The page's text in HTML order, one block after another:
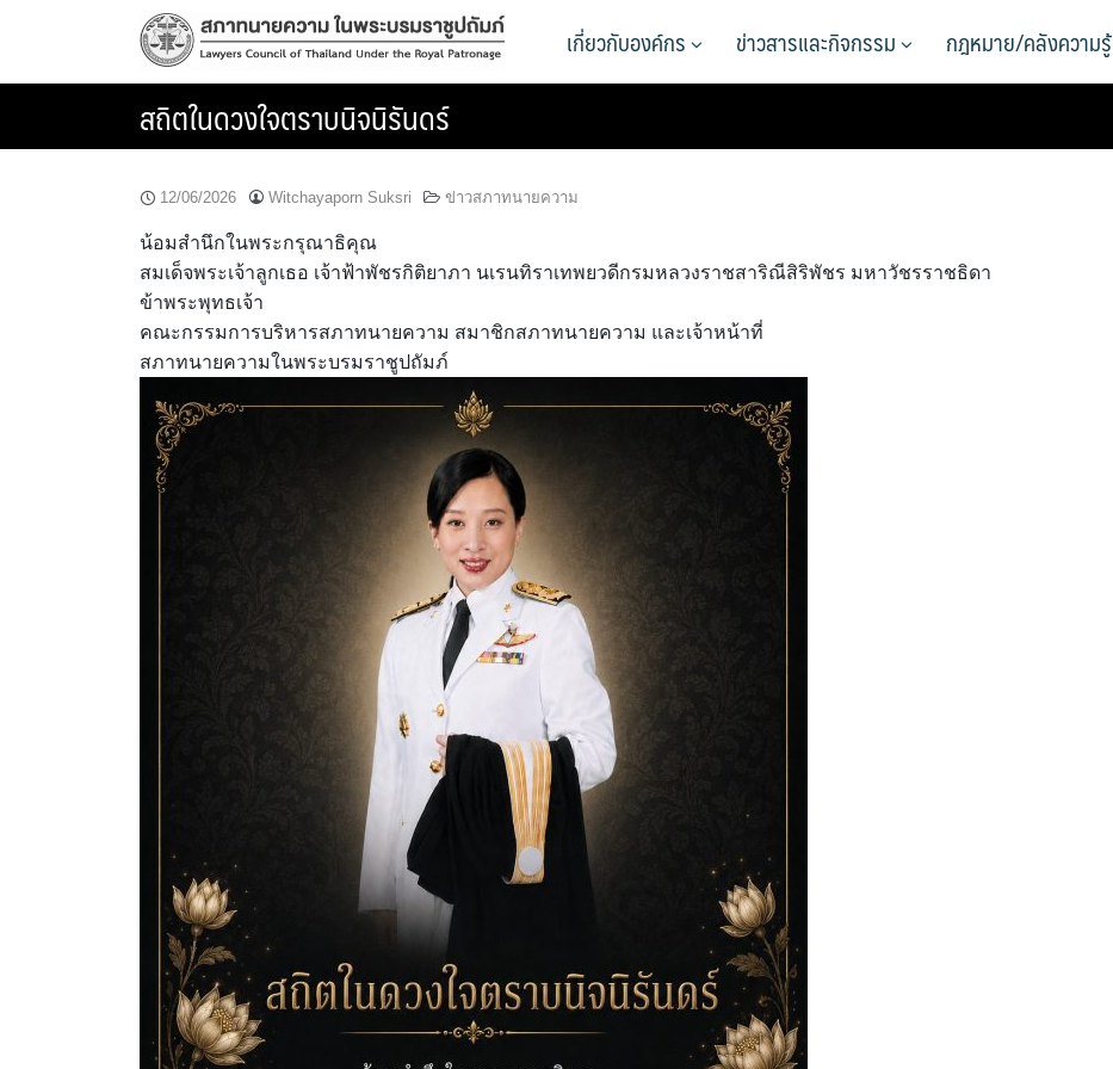
เกี่ยวกับองค์กร ข่าวสารและกิจกรรม กฎหมาย/คลังความรู้
สถิตในดวงใจตราบนิจนิรันดร์
12/06/2026 Witchayaporn Suksri ข่าวสภาทนายความ
น้อมสำนึกในพระกรุณาธิคุณ
สมเด็จพระเจ้าลูกเธอ เจ้าฟ้าพัชรกิติยาภา นเรนทิราเทพยวดีกรมหลวงราชสาริณีสิริพัชร มหาวัชรราชธิดา
ข้าพระพุทธเจ้า
คณะกรรมการบริหารสภาทนายความ สมาชิกสภาทนายความ และเจ้าหน้าที่
สภาทนายความในพระบรมราชูปถัมภ์